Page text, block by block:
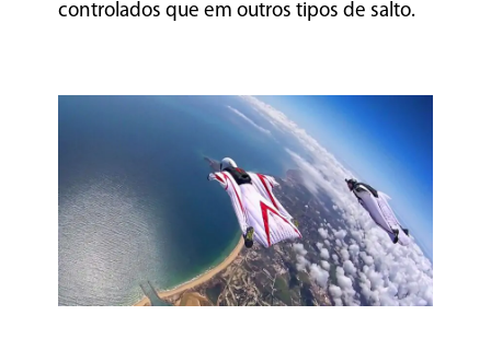
controlados que em outros tipos de salto.